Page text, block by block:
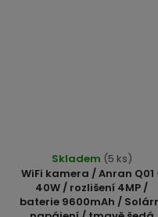
WiFi kamera / Anran Q01
40W / rozlišení 4MP /
baterie 9600mAh /
Skladem (5 ks)